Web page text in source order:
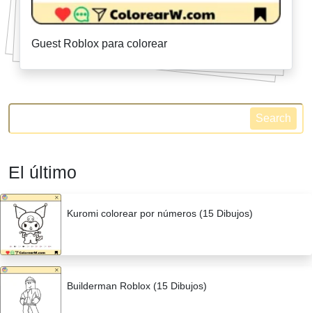
Guest Roblox para colorear
Search
El último
Kuromi colorear por números (15 Dibujos)
Builderman Roblox (15 Dibujos)